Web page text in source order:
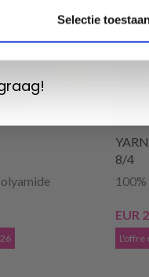
Selectie
8/4
EUR
L'offre
nieuws